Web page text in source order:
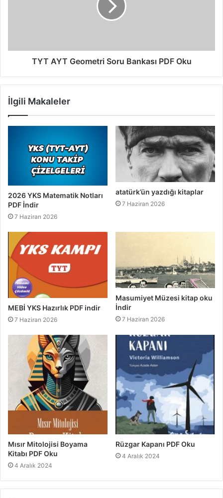
TYT AYT Geometri Soru Bankası PDF Oku
İlgili Makaleler
2026 YKS Matematik Notları
PDF İndir
7 Haziran 2026
atatürk’ün yazdığı kitaplar
7 Haziran 2026
MEBİ YKS Hazırlık PDF indir
7 Haziran 2026
Masumiyet Müzesi kitap oku
İndir
7 Haziran 2026
Mısır Mitolojisi Boyama
Kitabı PDF Oku
4 Aralık 2024
Rüzgar Kapanı PDF Oku
4 Aralık 2024